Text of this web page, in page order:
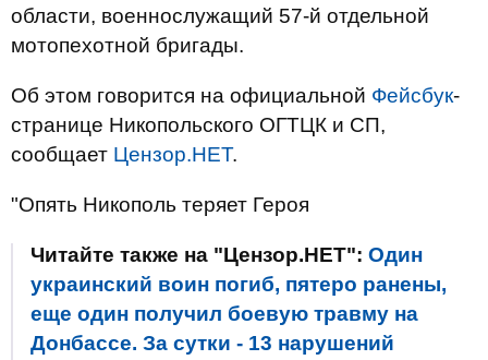
области, военнослужащий 57-й отдельной
мотопехотной бригады.
Об этом говорится на официальной Фейсбук-
странице Никопольского ОГТЦК и СП,
сообщает Цензор.НЕТ.
"Опять Никополь теряет Героя
Читайте также на "Цензор.НЕТ": Один
украинский воин погиб, пятеро ранены,
еще один получил боевую травму на
Донбассе. За сутки - 13 нарушений